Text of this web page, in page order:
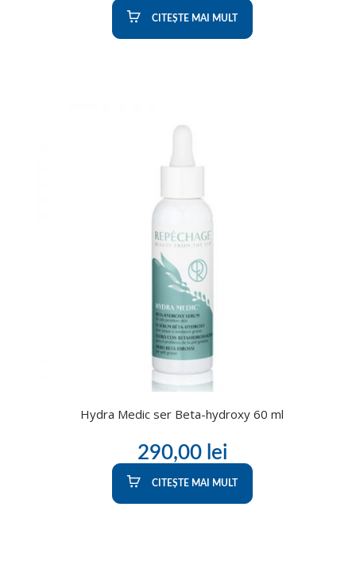
CITEȘTE MAI MULT
Hydra Medic ser Beta-hydroxy 60 ml
290,00 lei
CITEȘTE MAI MULT